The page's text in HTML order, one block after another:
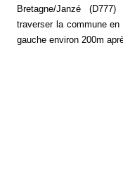
Bretagne/Janzé
traverser la commune
gauche environ 200m